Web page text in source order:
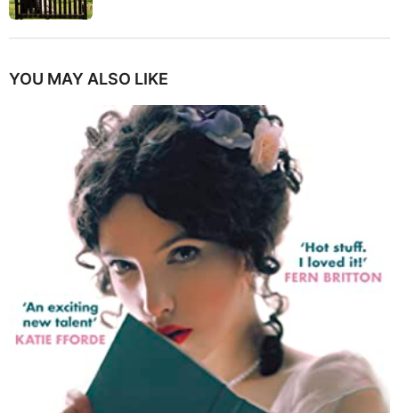
YOU MAY ALSO LIKE